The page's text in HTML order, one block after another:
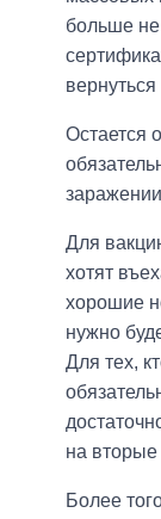
больше
Остается
Для
хотят
хорошие
нужно
Для тех,
на вторые
Более